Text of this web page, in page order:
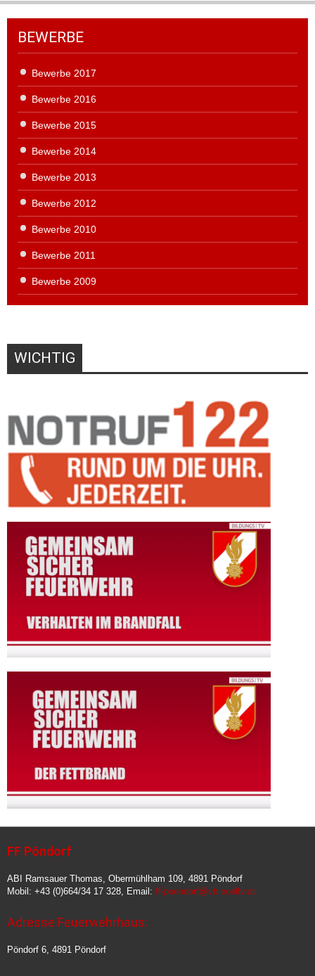
BEWERBE
Bewerbe 2017
Bewerbe 2016
Bewerbe 2015
Bewerbe 2014
Bewerbe 2013
Bewerbe 2012
Bewerbe 2010
Bewerbe 2011
Bewerbe 2009
WICHTIG
FF Pöndorf
ABI Ramsauer Thomas, Obermühlham 109, 4891 Pöndorf
Mobil: +43 (0)664/34 17 328, Email: ff-poendorf@vb.ooelfv.at
Adresse Feuerwehrhaus:
Pöndorf 6, 4891 Pöndorf